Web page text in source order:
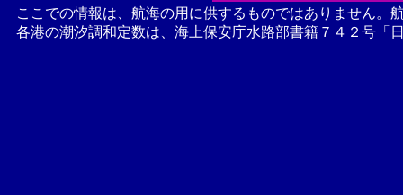
ここでの情報は、航海の用に供するものではありません。
各港の潮汐調和定数は、海上保安庁水路部書籍７４２号「